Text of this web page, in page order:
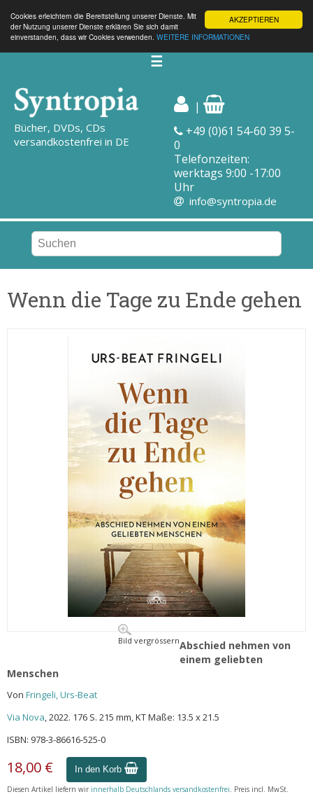
AKZEPTIEREN
Cookies erleichtern die Bereitstellung unserer Dienste. Mit
der Nutzung unserer Dienste erklären Sie sich damit
einverstanden, dass wir Cookies verwenden. WEITERE INFORMATIONEN
☰
Bücher, DVDs, CDs
versandkostenfrei in DE
|
+49 (0)61 54-60 39 5-
0
Telefonzeiten:
werktags 9:00 -17:00
Uhr
info@syntropia.de
Wenn die Tage zu Ende gehen
Bild vergrössernAbschied nehmen von
einem geliebten
Menschen
Von Fringeli, Urs-Beat
Via Nova, 2022. 176 S. 215 mm, KT Maße: 13.5 x 21.5
ISBN: 978-3-86616-525-0
18,00 € In den Korb
Diesen Artikel liefern wir innerhalb Deutschlands versandkostenfrei. Preis incl. MwSt.